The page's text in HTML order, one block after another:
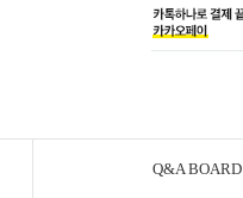
Q&A BOARD